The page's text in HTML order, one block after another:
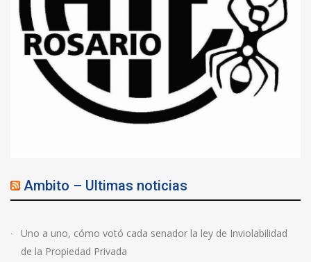
Ambito – Ultimas noticias
Uno a uno, cómo votó cada senador la ley de Inviolabilidad
de la Propiedad Privada